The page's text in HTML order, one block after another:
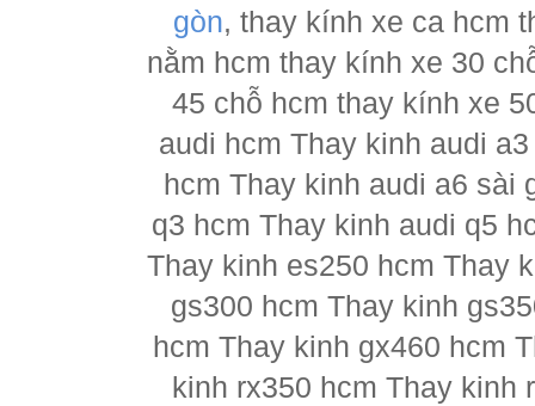
gòn, thay kính xe ca hcm
nằm hcm thay kính xe 30
45 chỗ hcm thay kính xe
audi hcm Thay kinh audi
hcm Thay kinh audi a6 sài
q3 hcm Thay kinh audi q5
Thay kinh es250 hcm Thay
gs300 hcm Thay kinh
hcm Thay kinh gx460 hcm
kinh rx350 hcm Thay kinh